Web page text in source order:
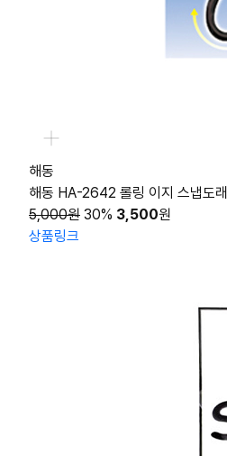
해동
해동 HA-2642 롤링 이지 스냅도래
5,000원 30% 3,500원
상품링크